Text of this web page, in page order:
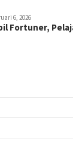
6, 2026
Fortuner,